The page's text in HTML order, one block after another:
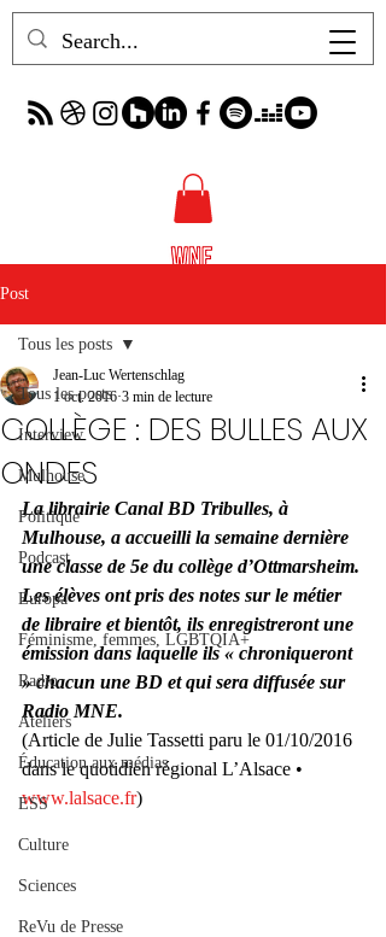
Post
Tous les posts
Interview
Mulhouse
Politique
Podcast
Europa
Féminisme, femmes, LGBTQIA+
Radio
Ateliers
Éducation aux médias
ESS
Culture
Sciences
ReVu de Presse
Tous les posts
COLLÈGE : DES BULLES AUX
ONDES
Jean-Luc Wertenschlag
1 oct. 2016 3 min de lecture
La librairie Canal BD Tribulles, à
Mulhouse, a accueilli la semaine dernière
une classe de 5e du collège d’Ottmarsheim.
Les élèves ont pris des notes sur le métier
de libraire et bientôt, ils enregistreront une
émission dans laquelle ils « chroniqueront
» chacun une BD et qui sera diffusée sur
Radio MNE.
(Article de Julie Tassetti paru le 01/10/2016
dans le quotidien régional L’Alsace •
www.lalsace.fr)